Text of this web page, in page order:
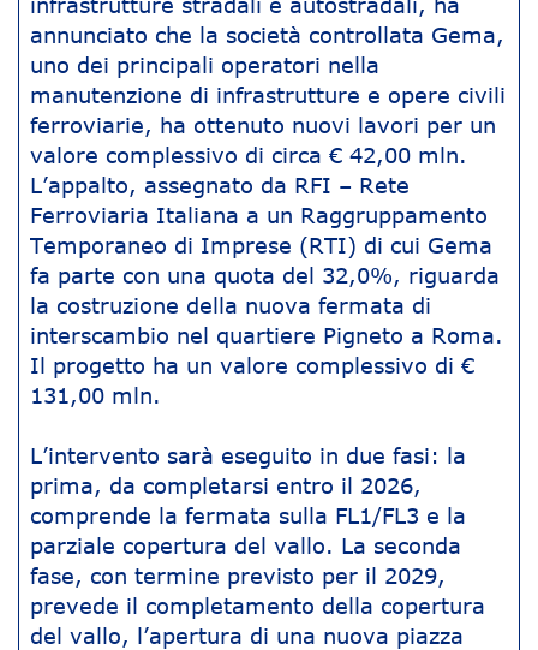
annunciato che la società controllata Gema,
uno dei principali operatori nella
manutenzione di infrastrutture e opere civili
ferroviarie, ha ottenuto nuovi lavori per un
valore complessivo di circa € 42,00 mln.
L’appalto, assegnato da RFI – Rete
Ferroviaria Italiana a un Raggruppamento
Temporaneo di Imprese (RTI) di cui Gema
fa parte con una quota del 32,0%, riguarda
la costruzione della nuova fermata di
interscambio nel quartiere Pigneto a Roma.
Il progetto ha un valore complessivo di €
131,00 mln.
L’intervento sarà eseguito in due fasi: la
prima, da completarsi entro il 2026,
comprende la fermata sulla FL1/FL3 e la
parziale copertura del vallo. La seconda
fase, con termine previsto per il 2029,
prevede il completamento della copertura
del vallo, l’apertura di una nuova piazza